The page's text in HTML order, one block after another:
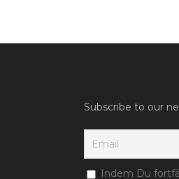
Subscribe to our
Indem Du